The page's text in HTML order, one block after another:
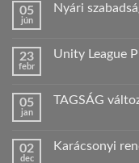
05
jún
Nyári
Nyári
23
febr
Unity League
Unity
bejegyzéshez
05
jan
TAGSÁG
TAGSÁG
02
dec
Karácsonyi